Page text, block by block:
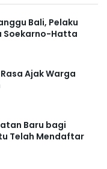
Bali, Pelaku
Soekarno-Hatta
Ajak Warga
Baru bagi
Telah Mendaftar